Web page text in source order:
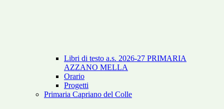
Libri di testo a.s. 2026-27 PRIMARIA
AZZANO MELLA
Orario
Progetti
Primaria Capriano del Colle